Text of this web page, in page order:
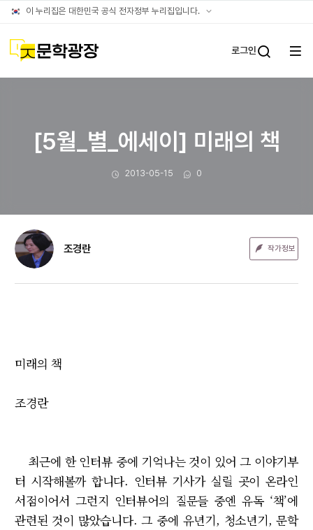
이 누리집은 대한민국 공식 전자정부 누리집입니다. 공식
문학광장 로그인
전체
[5월_별_에세이] 미래의 책
작성일
2013-05-15 댓글수
0
조경란
미래의 책
조경란
최근에 한 인터뷰 중에 기억나는 것이 있어 그 이야기부
터 시작해볼까 합니다. 인터뷰 기사가 실릴 곳이 온라인
서점이어서 그런지 인터뷰어의 질문들 중엔 유독 ‘책’에
관련된 것이 많았습니다. 그 중에 유년기, 청소년기, 문학